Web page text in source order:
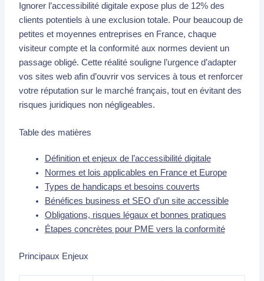
Ignorer l’accessibilité digitale expose plus de 12% des
clients potentiels à une exclusion totale. Pour beaucoup de
petites et moyennes entreprises en France, chaque
visiteur compte et la conformité aux normes devient un
passage obligé. Cette réalité souligne l’urgence d’adapter
vos sites web afin d’ouvrir vos services à tous et renforcer
votre réputation sur le marché français, tout en évitant des
risques juridiques non négligeables.
Table des matières
Définition et enjeux de l’accessibilité digitale
Normes et lois applicables en France et Europe
Types de handicaps et besoins couverts
Bénéfices business et SEO d’un site accessible
Obligations, risques légaux et bonnes pratiques
Étapes concrètes pour PME vers la conformité
Principaux Enjeux